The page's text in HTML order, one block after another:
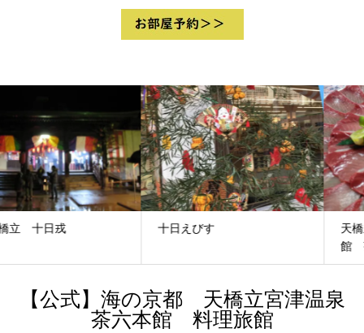
十日えびす
天橋立ぶりしゃぶおすすめ旅
【公式】海の京都 天橋立宮津温泉
茶六本館 料理旅館